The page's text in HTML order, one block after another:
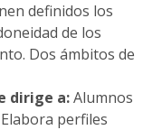
definidos los
de los
Dos ámbitos de
dirige a:Alumnos
Elabora perfiles